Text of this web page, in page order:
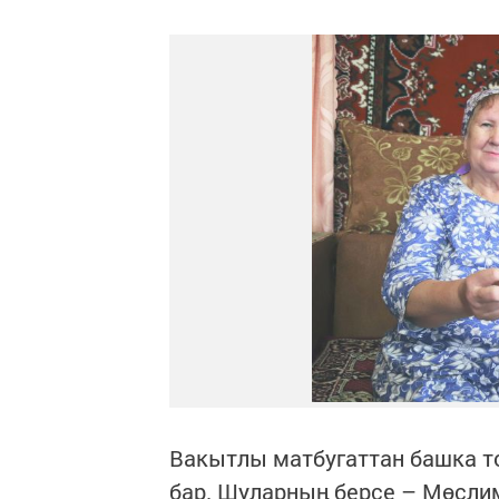
Вакытлы матбугаттан башка
бар. Шуларның берсе –